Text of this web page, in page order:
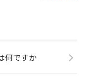
何ですか